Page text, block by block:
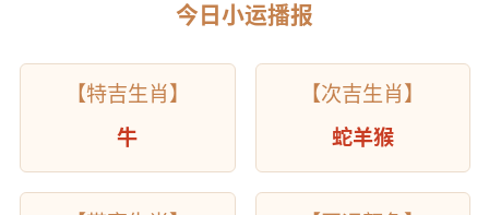
今日小运播报
【特吉生肖】
牛
【次吉生肖】
蛇羊猴